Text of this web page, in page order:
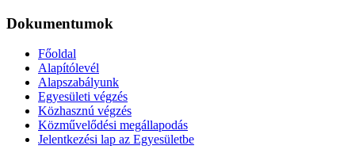
Dokumentumok
Főoldal
Alapítólevél
Alapszabályunk
Egyesületi végzés
Közhasznú végzés
Közművelődési megállapodás
Jelentkezési lap az Egyesületbe